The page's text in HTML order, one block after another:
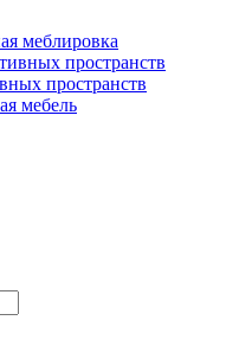
меблировка
пространств
мебель